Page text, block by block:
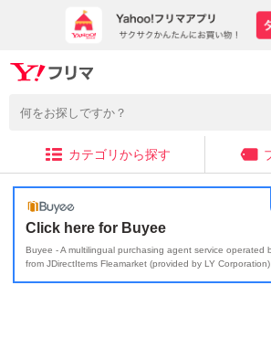
カテゴリから探す
Click here for Buyee
Buyee - A multilingual purchasing agent service operated
from JDirectItems Fleamarket (provided by LY Corporation)